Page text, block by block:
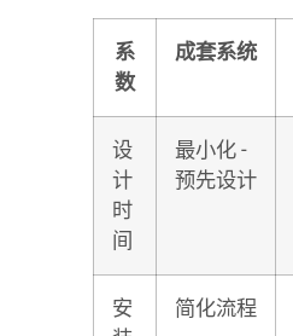
系
数
成套系统
设
计
时
间
最小化 -
预先设计
安
简化流程